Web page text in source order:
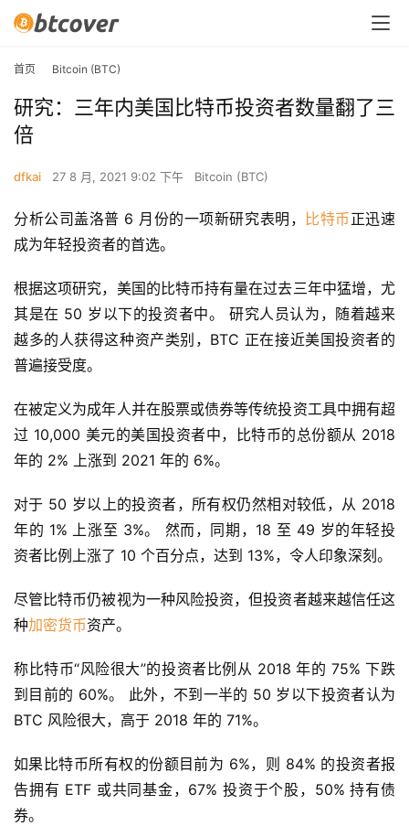
首页 Bitcoin (BTC)
研究：三年内美国比特币投资者数量翻了三
倍
dfkai 27 8 月, 2021 9:02 下午 Bitcoin (BTC)
分析公司盖洛普 6 月份的一项新研究表明， 比特币正迅速
成为年轻投资者的首选。
根据这项研究，美国的比特币持有量在过去三年中猛增，尤
其是在 50 岁以下的投资者中。 研究人员认为，随着越来
越多的人获得这种资产类别，BTC 正在接近美国投资者的
普遍接受度。
在被定义为成年人并在股票或债券等传统投资工具中拥有超
过 10,000 美元的美国投资者中，比特币的总份额从 2018
年的 2% 上涨到 2021 年的 6%。
对于 50 岁以上的投资者，所有权仍然相对较低，从 2018
年的 1% 上涨至 3%。 然而，同期，18 至 49 岁的年轻投
资者比例上涨了 10 个百分点，达到 13%，令人印象深刻。
尽管比特币仍被视为一种风险投资，但投资者越来越信任这
种加密货币资产。
称比特币“风险很大”的投资者比例从 2018 年的 75% 下跌
到目前的 60%。 此外，不到一半的 50 岁以下投资者认为
BTC 风险很大，高于 2018 年的 71%。
如果比特币所有权的份额目前为 6%，则 84% 的投资者报
告拥有 ETF 或共同基金，67% 投资于个股，50% 持有债
券。